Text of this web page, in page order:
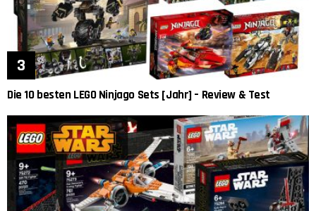
Die 10 besten LEGO Ninjago Sets [Jahr] – Review & Test